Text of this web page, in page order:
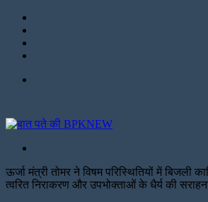
ऊर्जा मंत्री तोमर ने विषम परिस्थितियों में बिजली
त्‍वरित निराकरण और उपभोक्‍ताओं के धैर्य की